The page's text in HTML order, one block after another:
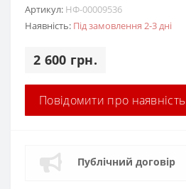
Артикул: НФ-00009536
Наявність: Під замовлення 2-3 дні
2 600 грн.
Повідомити про наявність
Публічний договір